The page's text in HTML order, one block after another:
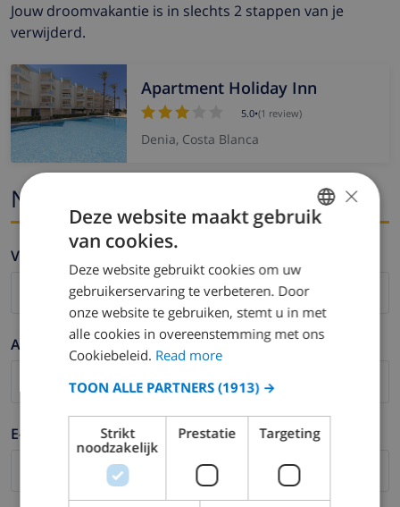
Jouw droomvakantie is in slechts 2 stappen van je
verwijderd.
Apartment Holiday Inn
5.0•(1 review)
Denia, Costa Blanca
Naam en email
Voornaam *
Achternaam *
E-mail *
DUTCH
SPANISH
CATALAN
ITALIAN
NORWEGIAN
×
Deze website maakt gebruik
van cookies.
Deze website gebruikt cookies om uw
gebruikerservaring te verbeteren. Door
onze website te gebruiken, stemt u in met
alle cookies in overeenstemming met ons
Cookiebeleid. Read more
TOON ALLE PARTNERS (1913) →
Strikt
noodzakelijk
Prestatie Targeting